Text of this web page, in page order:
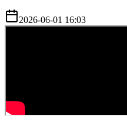
2026-06-01 16:03